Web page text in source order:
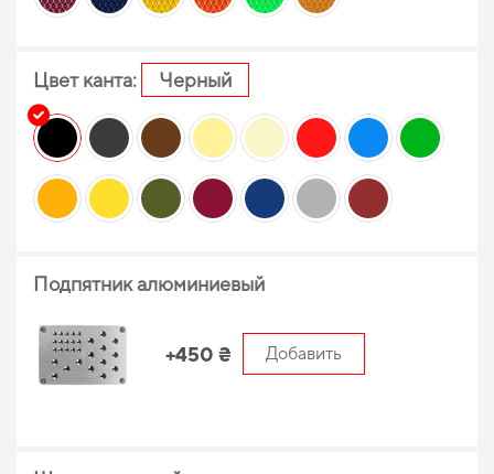
Цвет канта: Черный
Подпятник алюминиевый
+450 ₴ Добавить